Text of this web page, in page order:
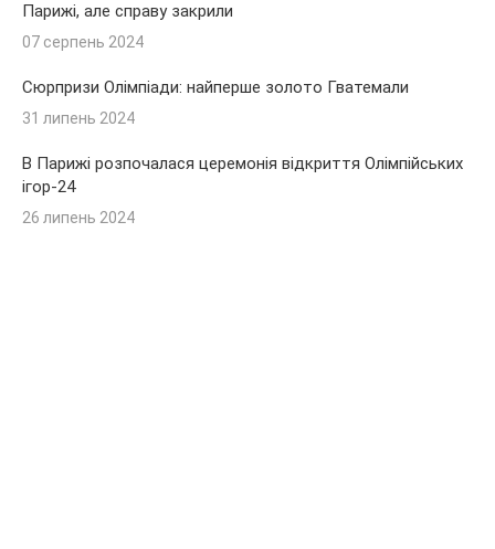
Парижі, але справу закрили
07 серпень 2024
Сюрпризи Олімпіади: найперше золото Гватемали
31 липень 2024
В Парижі розпочалася церемонія відкриття Олімпійських
ігор-24
26 липень 2024